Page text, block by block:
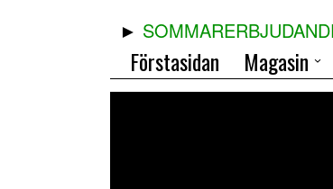
Förstasidan Magasin